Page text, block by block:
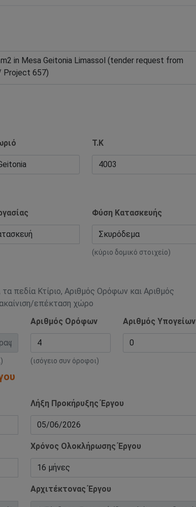
Τ.Κ
Φύση Κατασκευής
(κύριο δομικό στοιχείο)
πεδία Κτίριο, Αριθμός Ορόφων και Αριθμός
επέκταση χώρο
Αριθμός Ορόφων
(ισόγειο συν όροφοι)
Αριθμός Υπογείων
Λήξη Προκήρυξης Έργου
Χρόνος Ολοκλήρωσης Έργου
Αρχιτέκτονας Έργου